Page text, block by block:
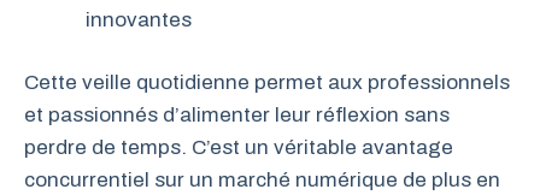
innovantes
Cette veille quotidienne permet aux professionnels
et passionnés d’alimenter leur réflexion sans
perdre de temps. C’est un véritable avantage
concurrentiel sur un marché numérique de plus en